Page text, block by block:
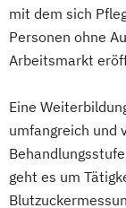
(gem.
mit dem sich
Personen ohne
Arbeitsmarkt
Eine
umfangreich und
geht es um